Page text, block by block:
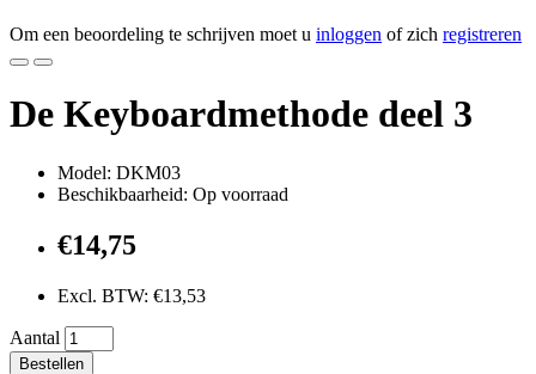
Om een beoordeling te schrijven moet u inloggen of zich registreren
De Keyboardmethode deel 3
Model: DKM03
Beschikbaarheid: Op voorraad
€14,75
Excl. BTW: €13,53
Aantal
Bestellen